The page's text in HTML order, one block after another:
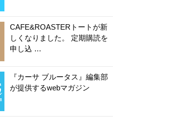
CAFE&ROASTERトートが新
しくなりました。 定期購読を
申し込 …
『カーサ ブルータス』編集部
が提供するwebマガジン